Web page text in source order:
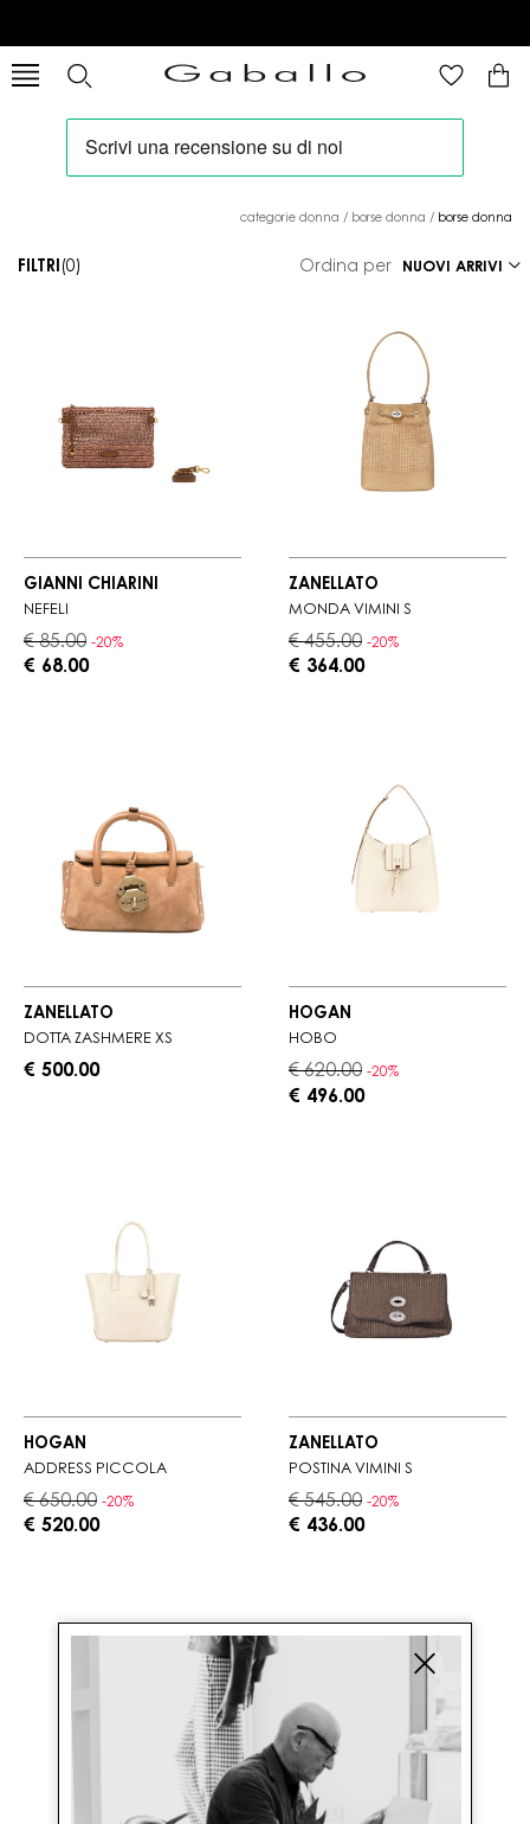
categorie donna / borse donna / borse donna
FILTRI (0) Ordina per
GIANNI CHIARINI
NEFELI
€ 85.00 -20%
€ 68.00
ZANELLATO
MONDÀ VIMINI S
€ 455.00 -20%
€ 364.00
ZANELLATO
DOTTA ZASHMERE XS
€ 500.00
HOGAN
HOBO
€ 620.00 -20%
€ 496.00
HOGAN
ADDRESS PICCOLA
€ 650.00 -20%
€ 520.00
ZANELLATO
POSTINA VIMINI S
€ 545.00 -20%
€ 436.00